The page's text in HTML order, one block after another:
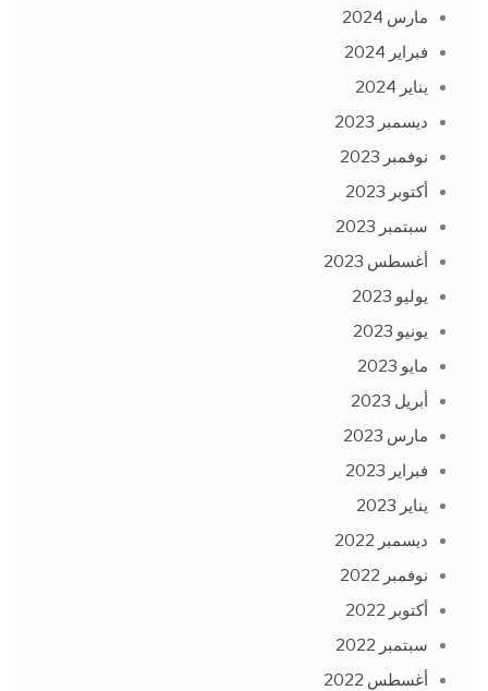
مارس 2024
فبراير 2024
يناير 2024
ديسمبر 2023
نوفمبر 2023
أكتوبر 2023
سبتمبر 2023
أغسطس 2023
يوليو 2023
يونيو 2023
مايو 2023
أبريل 2023
مارس 2023
فبراير 2023
يناير 2023
ديسمبر 2022
نوفمبر 2022
أكتوبر 2022
سبتمبر 2022
أغسطس 2022